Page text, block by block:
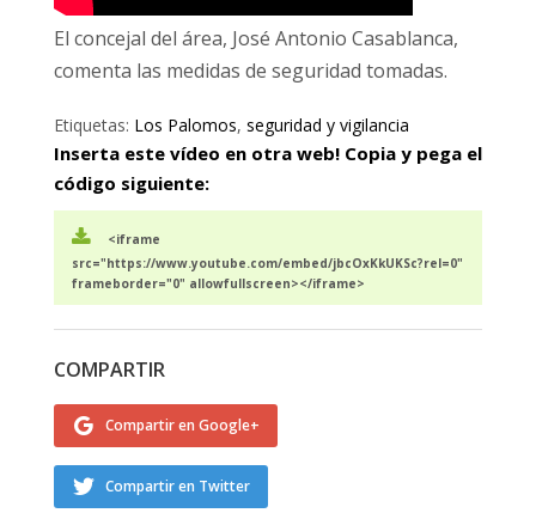
El concejal del área, José Antonio Casablanca,
comenta las medidas de seguridad tomadas.
Etiquetas: Los Palomos, seguridad y vigilancia
Inserta este vídeo en otra web! Copia y pega el
código siguiente:
<iframe
src="https://www.youtube.com/embed/jbcOxKkUKSc?rel=0"
frameborder="0" allowfullscreen></iframe>
COMPARTIR
Compartir en Google+
Compartir en Twitter